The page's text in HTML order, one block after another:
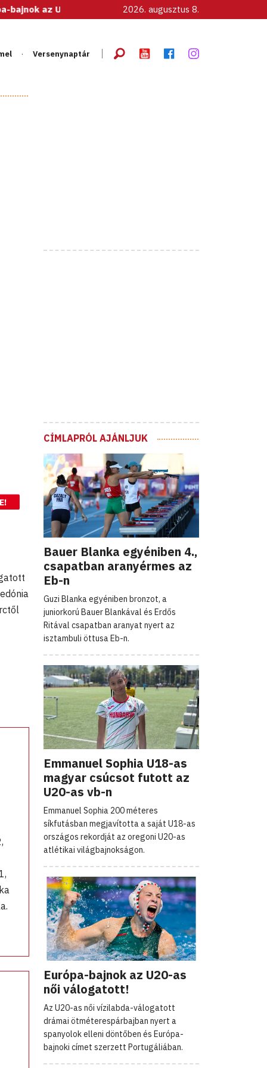
as női válogatott! 2026. augusztus 8.
Versenynaptár
CÍMLAPRÓL AJÁNLJUK
Bauer Blanka egyéniben 4.,
csapatban aranyérmes az
Eb-n
Guzi Blanka egyéniben bronzot, a
juniorkorú Bauer Blankával és Erdős
Ritával csapatban aranyat nyert az
isztambuli öttusa Eb-n.
Emmanuel Sophia U18-as
magyar csúcsot futott az
U20-as vb-n
Emmanuel Sophia 200 méteres
síkfutásban megjavította a saját U18-as
országos rekordját az oregoni U20-as
atlétikai világbajnokságon.
Európa-bajnok az U20-as
női válogatott!
Az U20-as női vízilabda-válogatott
drámai ötméterespárbajban nyert a
spanyolok elleni döntőben és Európa-
bajnoki címet szerzett Portugáliában.